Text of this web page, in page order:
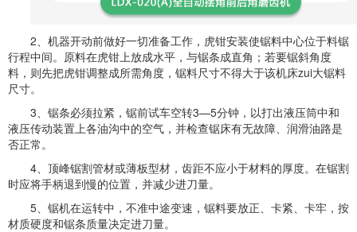
2、机器开动前做好一切准备工作，虎钳安装使锯料中心位于料锯
行程中间。原料在虎钳上放成水平，与锯条成直角；若要锯斜角度
料，则先把虎钳调整成所需角度，锯料尺寸不得大于该机床zui大锯料
尺寸。
3、锯条必须拉紧，锯前试车空转3—5分钟，以打出液压筒中和
液压传动装置上各油沟中的空气，并检查锯床有无故障、润滑油路是
否正常。
4、顶峰锯割管材或薄板型材，齿距不应小于材料的厚度。在锯割
时应将手柄退到慢的位置，并减少进刀量。
5、锯机在运转中，不准中途变速，锯料要放正、卡紧、卡牢，按
材质硬度和锯条质量决定进刀量。